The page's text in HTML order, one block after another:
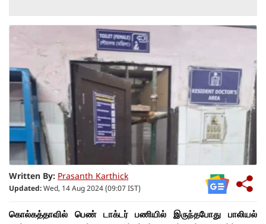
Written By: Prasanth Karthick
Updated: Wed, 14 Aug 2024 (09:07 IST)
கொல்கத்தாவில் பெண் டாக்டர் பணியில் இருந்தபோது பாலியல்